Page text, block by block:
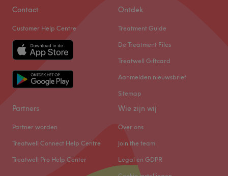
Contact
Customer Help Centre
Ontdek
Treatment Guide
De Treatment Files
Treatwell Giftcard
Aanmelden nieuwsbrief
Sitemap
Partners
Partner worden
Treatwell Connect Help Centre
Treatwell Pro Help Center
Wie zijn wij
Over ons
Join the team
Legal en GDPR